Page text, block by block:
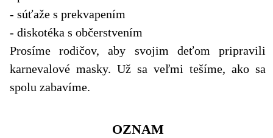
- súťaže s prekvapením
- diskotéka s občerstvením
Prosíme rodičov, aby svojim deťom pripravili
karnevalové masky. Už sa veľmi tešíme, ako sa
spolu zabavíme.
OZNAM